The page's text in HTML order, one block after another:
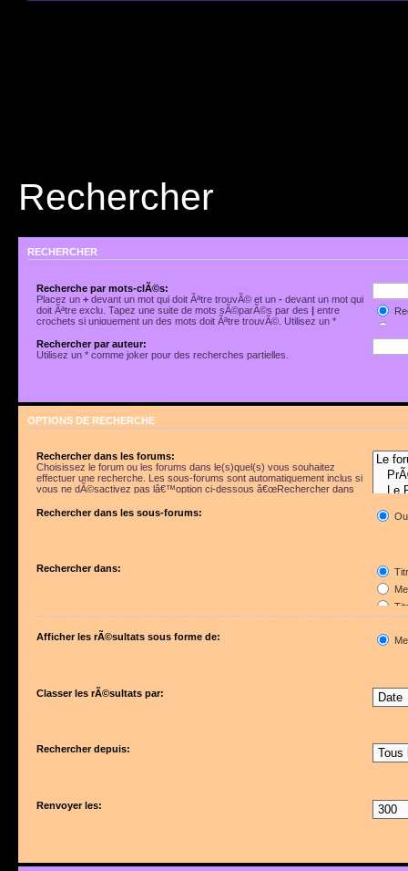
Rechercher
RECHERCHER
Recherche par mots-clÃ©s:
Placez un+ devant un mot qui doit Ãªtre trouvÃ© et un- devant un mot qui
doit Ãªtre exclu. Tapez une suite de mots sÃ©parÃ©s par des| entre
crochets si uniquement un des mots doit Ãªtre trouvÃ©. Utilisez un *
Rechercher par auteur:
Utilisez un * comme joker pour des recherches partielles.
OPTIONS DE RECHERCHE
Rechercher dans les forums:
Choisissez le forum ou les forums dans le(s)quel(s) vous souhaitez
effectuer une recherche. Les sous-forums sont automatiquement inclus si
vous ne dÃ©sactivez pas lâ€™option ci-dessous â€œRechercher dans
Rechercher dans les sous-forums:
Rechercher dans:
Afficher les rÃ©sultats sous forme de:
Classer les rÃ©sultats par:
Rechercher depuis:
Renvoyer les: